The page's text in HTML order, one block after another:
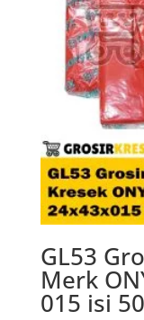
GL53
Merk
015 isi